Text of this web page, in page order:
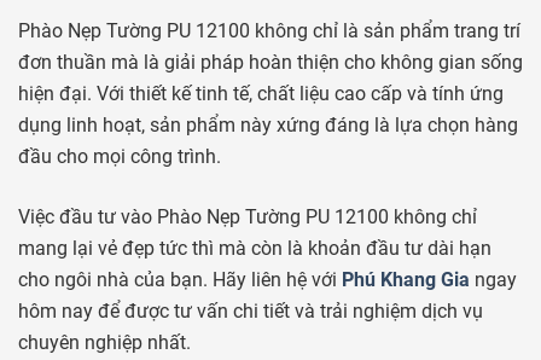
Phào Nẹp Tường PU 12100 không chỉ là sản phẩm trang trí
đơn thuần mà là giải pháp hoàn thiện cho không gian sống
hiện đại. Với thiết kế tinh tế, chất liệu cao cấp và tính ứng
dụng linh hoạt, sản phẩm này xứng đáng là lựa chọn hàng
đầu cho mọi công trình.
Việc đầu tư vào Phào Nẹp Tường PU 12100 không chỉ
mang lại vẻ đẹp tức thì mà còn là khoản đầu tư dài hạn
cho ngôi nhà của bạn. Hãy liên hệ với Phú Khang Gia ngay
hôm nay để được tư vấn chi tiết và trải nghiệm dịch vụ
chuyên nghiệp nhất.